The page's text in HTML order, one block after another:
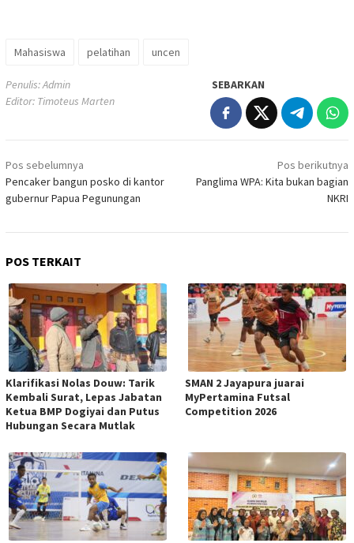
Mahasiswa pelatihan uncen
Penulis: Admin
Editor: Timoteus Marten
SEBARKAN
Navigasi
pos
Pos sebelumnya
Pencaker bangun posko di kantor
gubernur Papua Pegunungan
Pos berikutnya
Panglima WPA: Kita bukan bagian
NKRI
POS TERKAIT
Klarifikasi Nolas Douw: Tarik
Kembali Surat, Lepas Jabatan
Ketua BMP Dogiyai dan Putus
Hubungan Secara Mutlak
SMAN 2 Jayapura juarai
MyPertamina Futsal
Competition 2026